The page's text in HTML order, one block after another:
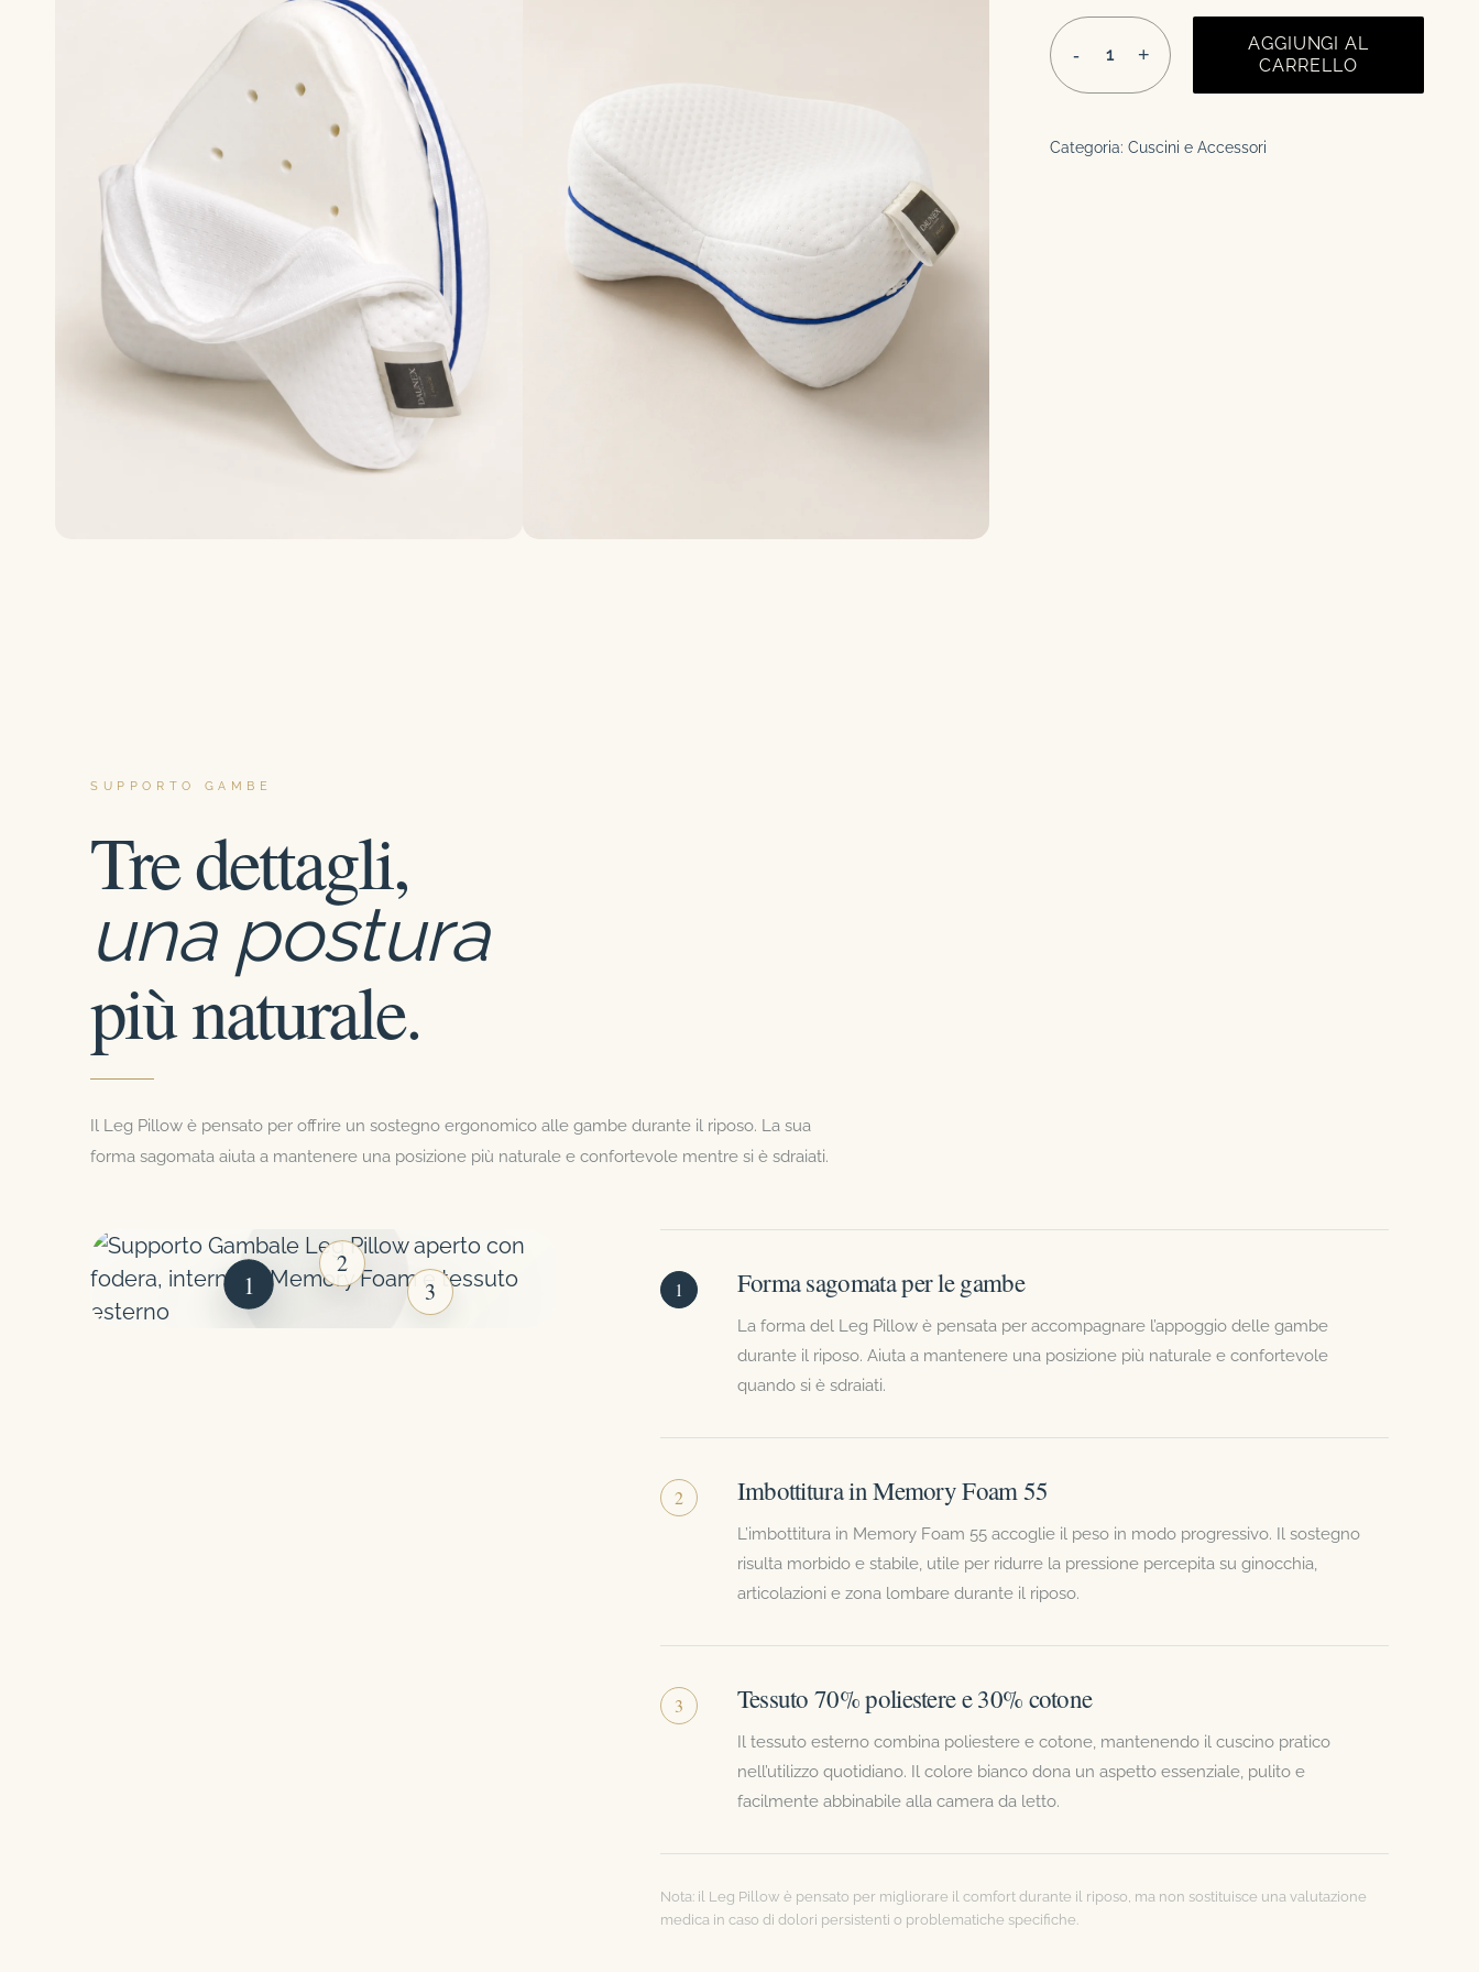
AGGIUNGI AL
CARRELLO
Categoria: Cuscini e Accessori
SUPPORTO GAMBE
Tre dettagli,
una postura
più naturale.
Il Leg Pillow è pensato per offrire un sostegno ergonomico alle gambe durante il riposo. La sua
forma sagomata aiuta a mantenere una posizione più naturale e confortevole mentre si è sdraiati.
1
2
3
1 Forma sagomata per le gambe
La forma del Leg Pillow è pensata per accompagnare l’appoggio delle gambe
durante il riposo. Aiuta a mantenere una posizione più naturale e confortevole
quando si è sdraiati.
2 Imbottitura in Memory Foam 55
L’imbottitura in Memory Foam 55 accoglie il peso in modo progressivo. Il sostegno
risulta morbido e stabile, utile per ridurre la pressione percepita su ginocchia,
articolazioni e zona lombare durante il riposo.
3 Tessuto 70% poliestere e 30% cotone
Il tessuto esterno combina poliestere e cotone, mantenendo il cuscino pratico
nell’utilizzo quotidiano. Il colore bianco dona un aspetto essenziale, pulito e
facilmente abbinabile alla camera da letto.
Nota: il Leg Pillow è pensato per migliorare il comfort durante il riposo, ma non sostituisce una valutazione
medica in caso di dolori persistenti o problematiche specifiche.